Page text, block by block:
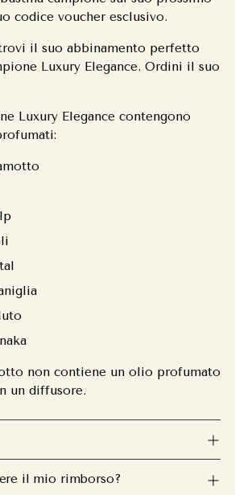
codice voucher esclusivo.
il suo abbinamento perfetto
Luxury Elegance. Ordini il suo
Luxury Elegance contengono
non contiene un olio profumato
un diffusore.
il mio rimborso?